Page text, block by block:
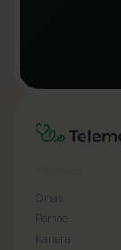
O nas
Pomoc
Kariera